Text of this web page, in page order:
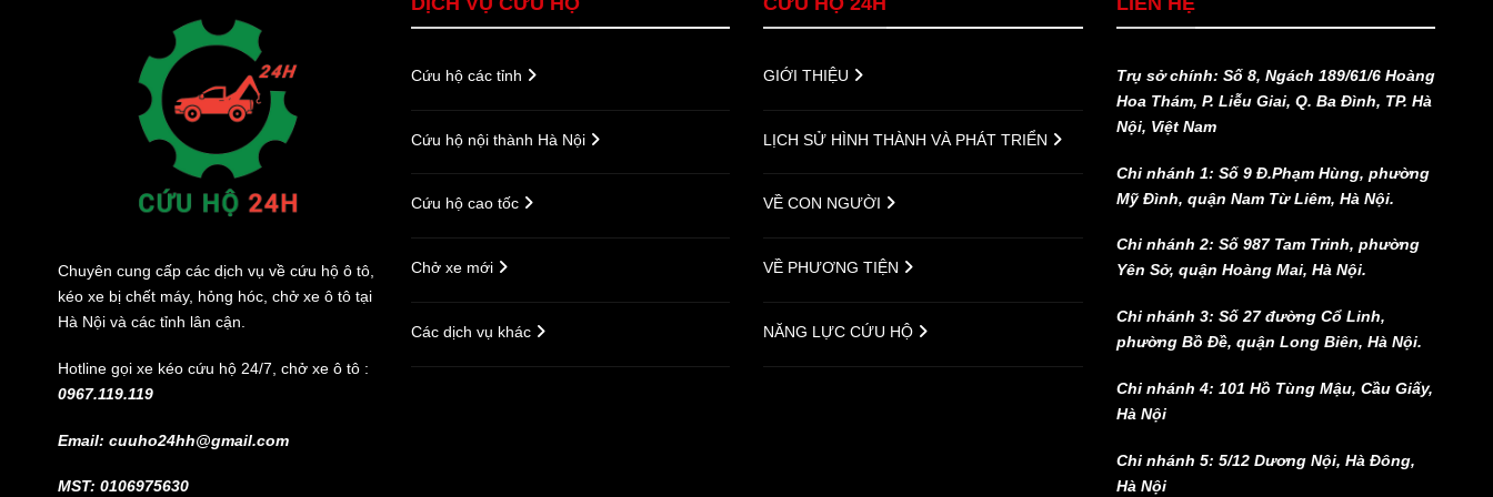
Chuyên cung cấp các dịch vụ về cứu hộ ô tô,
kéo xe bị chết máy, hỏng hóc, chở xe ô tô tại
Hà Nội và các tỉnh lân cận.
Hotline gọi xe kéo cứu hộ 24/7, chở xe ô tô :
0967.119.119
Email: cuuho24hh@gmail.com
MST: 0106975630
Cứu hộ các tỉnh
Cứu hộ nội thành Hà Nội
Cứu hộ cao tốc
Chở xe mới
Các dịch vụ khác
GIỚI THIỆU
LỊCH SỬ HÌNH THÀNH VÀ PHÁT TRIỂN
VỀ CON NGƯỜI
VỀ PHƯƠNG TIỆN
NĂNG LỰC CỨU HỘ
Trụ sở chính: Số 8, Ngách 189/61/6 Hoàng
Hoa Thám, P. Liễu Giai, Q. Ba Đình, TP. Hà
Nội, Việt Nam
Chi nhánh 1: Số 9 Đ.Phạm Hùng, phường
Mỹ Đình, quận Nam Từ Liêm, Hà Nội.
Chi nhánh 2: Số 987 Tam Trinh, phường
Yên Sở, quận Hoàng Mai, Hà Nội.
Chi nhánh 3: Số 27 đường Cổ Linh,
phường Bồ Đề, quận Long Biên, Hà Nội.
Chi nhánh 4: 101 Hồ Tùng Mậu, Cầu Giấy,
Hà Nội
Chi nhánh 5: 5/12 Dương Nội, Hà Đông,
Hà Nội